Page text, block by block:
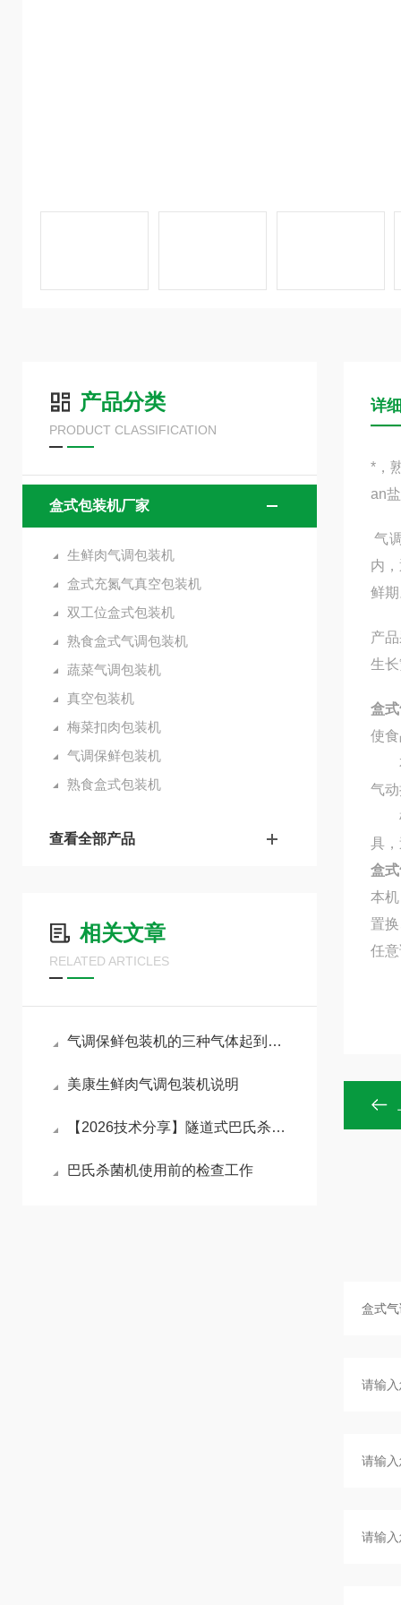
产品分类
PRODUCT CLASSIFICATION
盒式包装机厂家
生鲜肉气调包装机
盒式充氮气真空包装机
双工位盒式包装机
熟食盒式气调包装机
蔬菜气调包装机
真空包装机
梅菜扣肉包装机
气调保鲜包装机
熟食盒式包装机
查看全部产品
相关文章
RELATED ARTICLES
气调保鲜包装机的三种气体起到什么作用
美康生鲜肉气调包装机说明
【2026技术分享】隧道式巴氏杀菌机的工作原理与应用
巴氏杀菌机使用前的检查工作
详
*，
an
气
内
鲜
产
生
盒
使
本
气
机
具
盒
本
置
任